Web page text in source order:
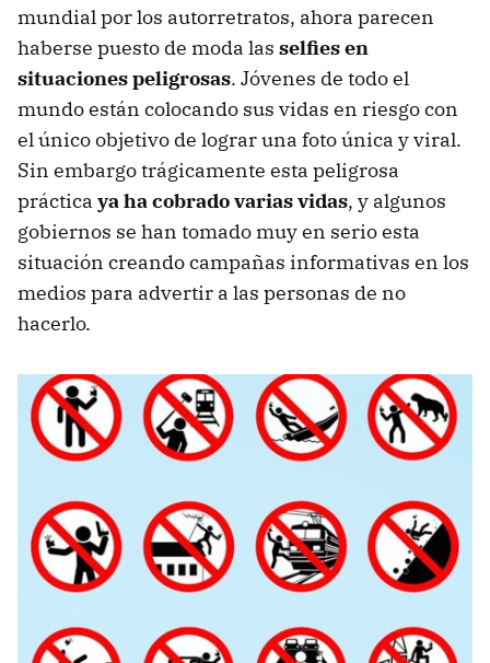
mundial por los autorretratos, ahora parecen
haberse puesto de moda las selfies en
situaciones peligrosas. Jóvenes de todo el
mundo están colocando sus vidas en riesgo con
el único objetivo de lograr una foto única y viral.
Sin embargo trágicamente esta peligrosa
práctica ya ha cobrado varias vidas, y algunos
gobiernos se han tomado muy en serio esta
situación creando campañas informativas en los
medios para advertir a las personas de no
hacerlo.